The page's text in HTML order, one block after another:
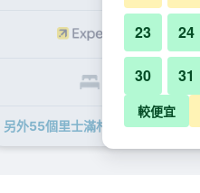
另外55個里士滿札幌大通酒店​的優
23 24
30 31
較便宜